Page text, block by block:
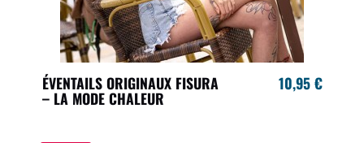
ÉVENTAILS ORIGINAUX FISURA
– LA MODE CHALEUR
10,95 €